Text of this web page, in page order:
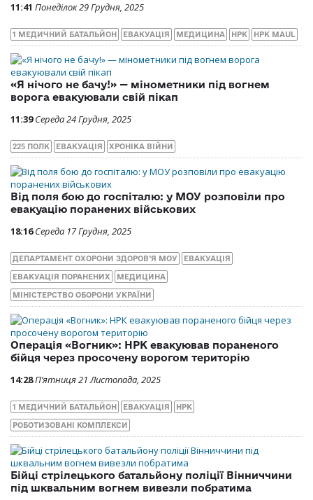
11:41 Понеділок 29 Грудня, 2025
1 МЕДИЧНИЙ БАТАЛЬЙОН ЕВАКУАЦІЯ МЕДИЦИНА НРК НРК MAUL
«Я нічого не бачу!» — мінометники під вогнем
ворога евакуювали свій пікап
11:39 Середа 24 Грудня, 2025
225 ПОЛК ЕВАКУАЦІЯ ХРОНІКА ВІЙНИ
Від поля бою до госпіталю: у МОУ розповіли про
евакуацію поранених військових
18:16 Середа 17 Грудня, 2025
ДЕПАРТАМЕНТ ОХОРОНИ ЗДОРОВ’Я МОУ ЕВАКУАЦІЯ
ЕВАКУАЦІЯ ПОРАНЕНИХ МЕДИЦИНА
МІНІСТЕРСТВО ОБОРОНИ УКРАЇНИ
Операція «Вогник»: НРК евакуював пораненого
бійця через просочену ворогом територію
14:28П’ятниця 21 Листопада, 2025
1 МЕДИЧНИЙ БАТАЛЬЙОН ЕВАКУАЦІЯ НРК
РОБОТИЗОВАНІ КОМПЛЕКСИ
Бійці стрілецького батальйону поліції Вінниччини
під шквальним вогнем вивезли побратима